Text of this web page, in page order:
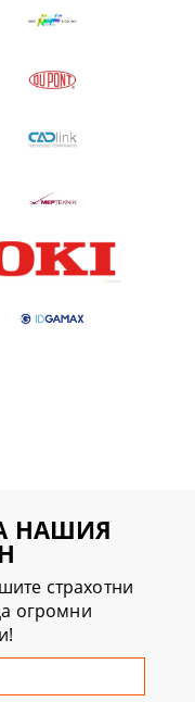
НАШИЯ
страхотни
огромни